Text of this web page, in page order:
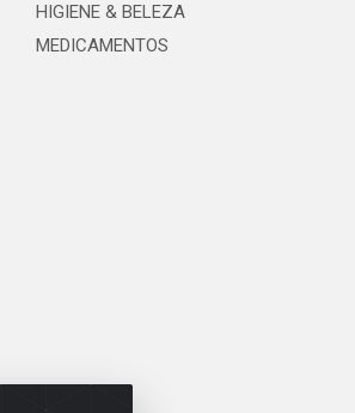
HIGIENE & BELEZA
MEDICAMENTOS